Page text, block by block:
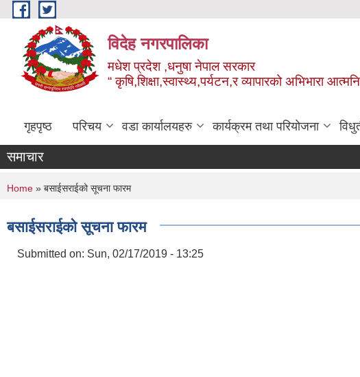
Skip to main content
विदेह नगरपालिका
मधेश प्रदेश ,धनुषा नेपाल सरकार
“ कृषि,शिक्षा,स्वास्थ्य,पर्यटन,र व्यापारको अभिभारा
गृहपृष्ठ परिचय वडा कार्यालयहरु कार्यक्रम तथा परियोजना
समाचार
You are here
Home » बसाईसराईको सूचना फारम
बसाईसराईको सूचना फारम
Submitted on: Sun, 02/17/2019 - 13:25